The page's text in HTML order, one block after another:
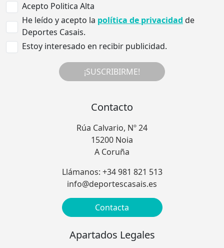
Acepto Politica Alta
He leído y acepto la política de privacidad de
Deportes Casais.
Estoy interesado en recibir publicidad.
¡SUSCRIBIRME!
Contacto
Rúa Calvario, Nº 24
15200 Noia
A Coruña
Llámanos: +34 981 821 513
info@deportescasais.es
Contacta
Apartados Legales